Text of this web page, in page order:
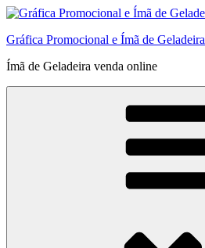
Pular
o
Gráfica Promocional e Ímã de Geladeira
Ímã de Geladeira venda online